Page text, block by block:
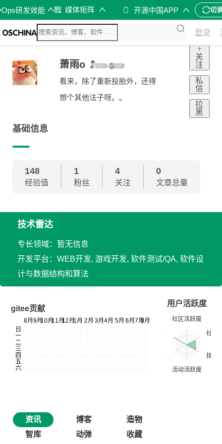
研发效能 媒体矩阵 开源中国APP 切
登录
萧雨o
看来，除了重新投胎外，还得
想个其他法子呀。。
+
关
注
私
信
拉
黑
基础信息
148
经验值
1
粉丝
4
关注
0
文章总量
技术雷达
专长领域：暂无信息
开发平台：WEB开发, 游戏开发, 软件测试/QA, 软件设
计与数据结构和算法
gitee贡献
用户活跃度
资讯 博客
造物
智库
动弹 收藏